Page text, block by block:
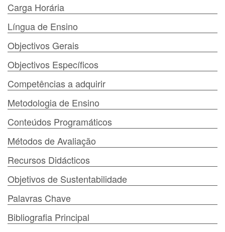
Carga Horária
Língua de Ensino
Objectivos Gerais
Objectivos Específicos
Competências a adquirir
Metodologia de Ensino
Conteúdos Programáticos
Métodos de Avaliação
Recursos Didácticos
Objetivos de Sustentabilidade
Palavras Chave
Bibliografia Principal